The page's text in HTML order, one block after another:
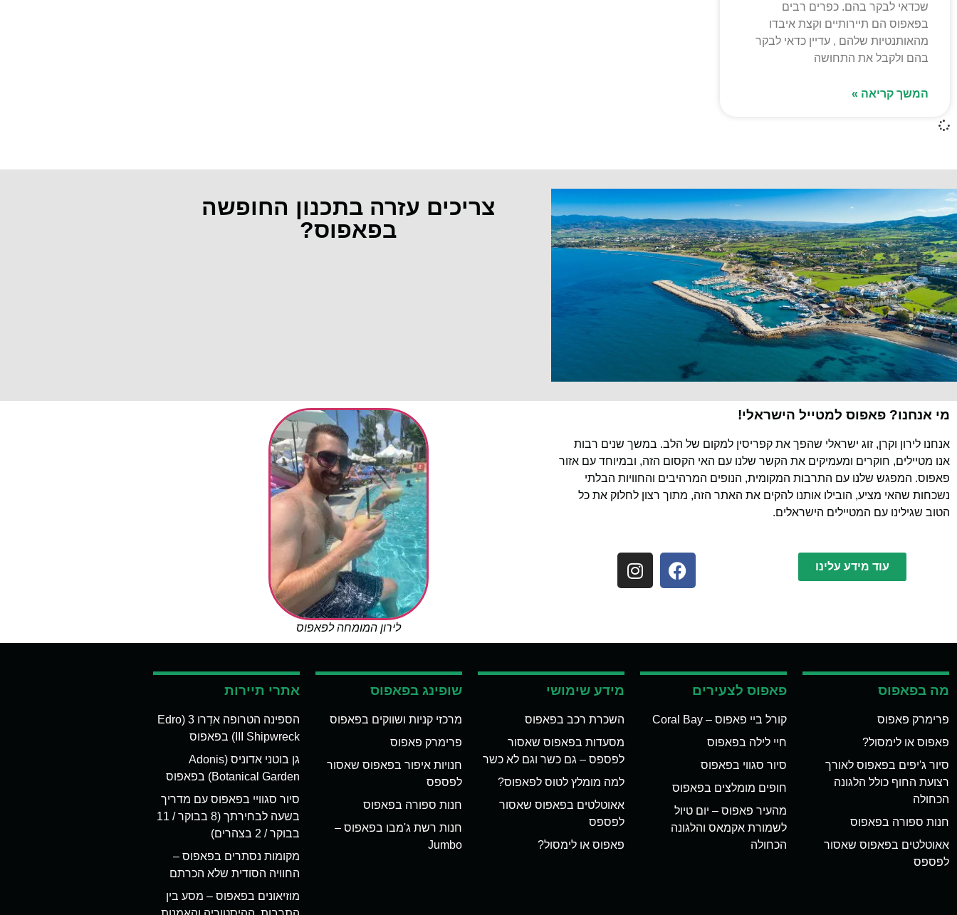
שכדאי לבקר בהם. כפרים רבים
בפאפוס הם תיירותיים וקצת איבדו
מהאותנטיות שלהם , עדיין כדאי לבקר
בהם ולקבל את התחושה
המשך קריאה »
צריכים עזרה בתכנון החופשה
בפאפוס?
מי אנחנו? פאפוס למטייל הישראלי!
אנחנו לירון וקרן, זוג ישראלי שהפך את קפריסין למקום של הלב. במשך שנים רבות
אנו מטיילים, חוקרים ומעמיקים את הקשר שלנו עם האי הקסום הזה, ובמיוחד עם אזור
פאפוס. המפגש שלנו עם התרבות המקומית, הנופים המרהיבים והחוויות הבלתי
נשכחות שהאי מציע, הובילו אותנו להקים את האתר הזה, מתוך רצון לחלוק את כל
הטוב שגילינו עם המטיילים הישראלים.
עוד מידע עלינו
לירון המומחה לפאפוס
מה בפאפוס
פרימרק פאפוס
פאפוס או לימסול?
סיור ג'יפים בפאפוס לאורך
רצועת החוף כולל הלגונה
הכחולה
חנות ספורה בפאפוס
אאוטלטים בפאפוס שאסור
לפספס
פאפוס לצעירים
קורל ביי פאפוס – Coral Bay
חיי לילה בפאפוס
סיור סגווי בפאפוס
חופים מומלצים בפאפוס
מהעיר פאפוס – יום טיול
לשמורת אקמאס והלגונה
הכחולה
מידע שימושי
השכרת רכב בפאפוס
מסעדות בפאפוס שאסור
לפספס – גם כשר וגם לא כשר
למה מומלץ לטוס לפאפוס?
אאוטלטים בפאפוס שאסור
לפספס
פאפוס או לימסול?
שופינג בפאפוס
מרכזי קניות ושווקים בפאפוס
פרימרק פאפוס
חנויות איפור בפאפוס שאסור
לפספס
חנות ספורה בפאפוס
חנות רשת ג'מבו בפאפוס –
Jumbo
אתרי תיירות
הספינה הטרופה אדְרו 3 (Edro
III Shipwreck) בפאפוס
גן בוטני אדוניס (Adonis
Botanical Garden) בפאפוס
סיור סגוויי בפאפוס עם מדריך
בשעה לבחירתך (8 בבוקר / 11
בבוקר / 2 בצהרים)
מקומות נסתרים בפאפוס –
החוויה הסודית שלא הכרתם
מוזיאונים בפאפוס – מסע בין